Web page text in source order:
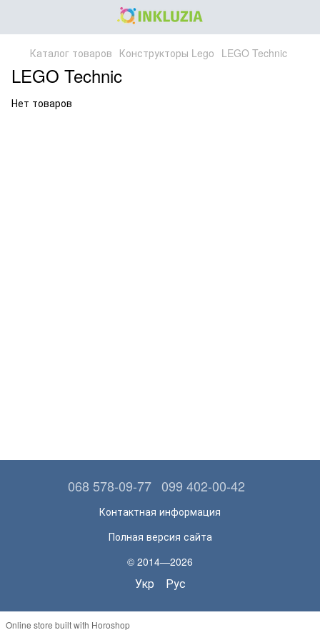
Каталог товаров Конструкторы Lego LEGO Technic
LEGO Technic
Нет товаров
068 578-09-77 099 402-00-42
Контактная информация
Полная версия сайта
© 2014—2026
Укр Рус
Online store built with Horoshop